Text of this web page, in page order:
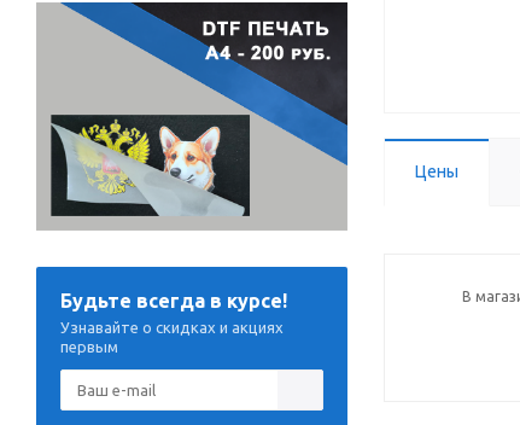
Цены
В
Будьте всегда в курсе!
Узнавайте о скидках и акциях
первым